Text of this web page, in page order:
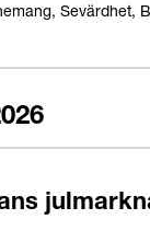
Sevärdhet,